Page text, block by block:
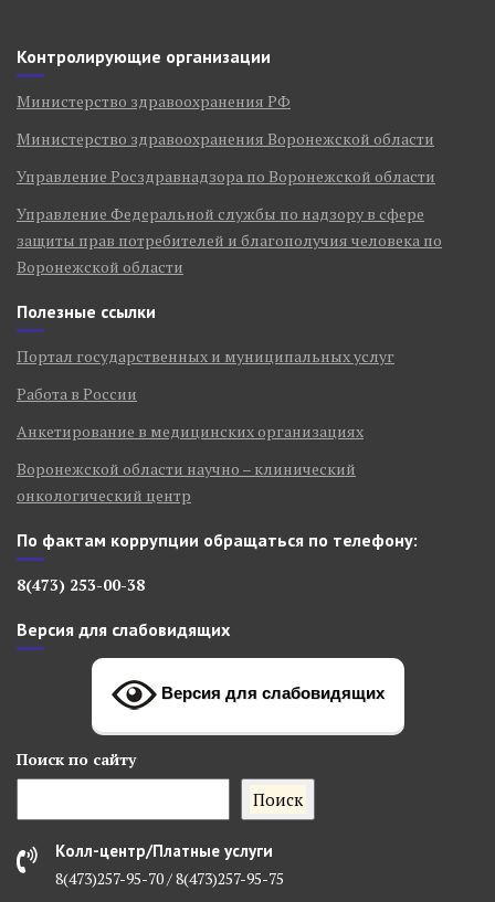
Контролирующие организации
Министерство здравоохранения РФ
Министерство здравоохранения Воронежской области
Управление Росздравнадзора по Воронежской области
Управление Федеральной службы по надзору в сфере
защиты прав потребителей и благополучия человека по
Воронежской области
Полезные ссылки
Портал государственных и муниципальных услуг
Работа в России
Анкетирование в медицинских организациях
Воронежской области научно – клинический
онкологический центр
По фактам коррупции обращаться по телефону:
8(473) 253-00-38
Версия для слабовидящих
Версия для слабовидящих
Поиск по сайту
Поиск
Колл-центр/Платные услуги
8(473)257-95-70 / 8(473)257-95-75